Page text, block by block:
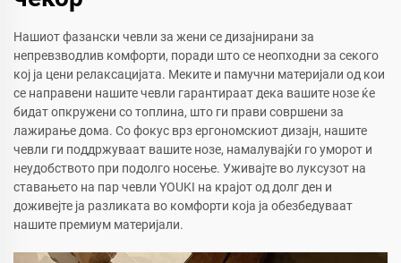
Нашиот фазански чевли за жени се дизајнирани за
непревзводлив комфорти, поради што се неопходни за секого
кој ја цени релаксацијата. Меките и памучни материјали од кои
се направени нашите чевли гарантираат дека вашите нозе ќе
бидат опкружени со топлина, што ги прави совршени за
лажирање дома. Со фокус врз ергономскиот дизајн, нашите
чевли ги поддржуваат вашите нозе, намалувајќи го уморот и
неудобството при подолго носење. Уживајте во луксузот на
ставањето на пар чевли YOUKI на крајот од долг ден и
доживејте ја разликата во комфорти која ја обезбедуваат
нашите премиум материјали.